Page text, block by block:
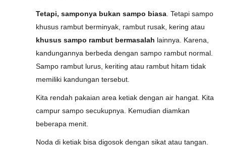
Tetapi, samponya bukan sampo biasa . Tetapi sampo
khusus rambut berminyak, rambut rusak, kering atau
khusus sampo rambut bermasalah lainnya. Karena,
kandungannya berbeda dengan sampo rambut normal.
Sampo rambut lurus, keriting atau rambut hitam tidak
memiliki kandungan tersebut.
Kita rendah pakaian area ketiak dengan air hangat. Kita
campur sampo secukupnya. Kemudian diamkan
beberapa menit.
Noda di ketiak bisa digosok dengan sikat atau tangan.